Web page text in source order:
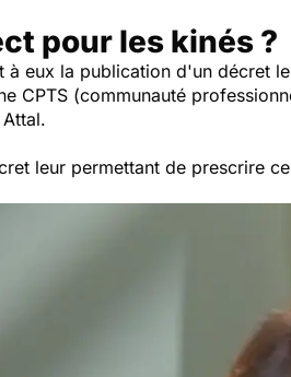
pour les kinés ?
à eux la publication d'un décret
CPTS (communauté
leur permettant de prescrire